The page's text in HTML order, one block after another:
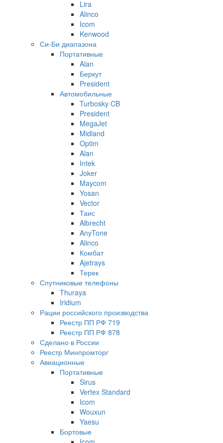
Lira
Alinco
Icom
Kenwood
Си-Би диапазона
Портативные
Alan
Беркут
President
Автомобильные
Turbosky CB
President
MegaJet
Midland
Optim
Alan
Intek
Joker
Maycom
Yosan
Vector
Таис
Albrecht
AnyTone
Alinco
Комбат
Ajetrays
Терек
Спутниковые телефоны
Thuraya
Iridium
Рации российского производства
Реестр ПП РФ 719
Реестр ПП РФ 878
Сделано в России
Реестр Минпромторг
Авиационные
Портативные
Sirus
Vertex Standard
Icom
Wouxun
Yaesu
Бортовые